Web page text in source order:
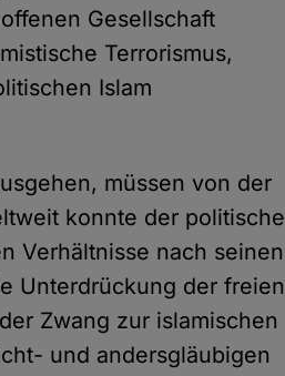
Gesellschaft
Terrorismus,
Islam
müssen von der
konnte der politische
Verhältnisse nach seinen
Unterdrückung der freien
Zwang zur islamischen
und andersgläubigen